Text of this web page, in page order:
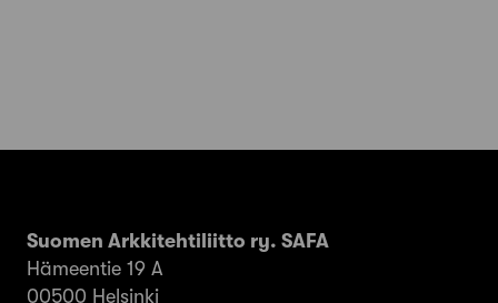
Suomen Arkkitehtiliitto ry. SAFA
Hämeentie 19 A
00500 Helsinki